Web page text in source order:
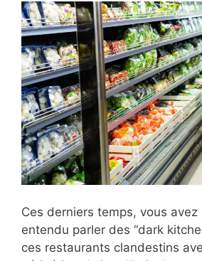
Ces derniers temps, vous avez
entendu parler des “dark
ces restaurants clandestins